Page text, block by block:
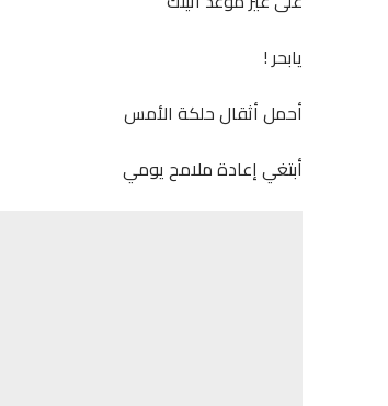
يابحر !
أحمل أثقال حلكة الأمس
أبتغي إعادة ملامح يومي